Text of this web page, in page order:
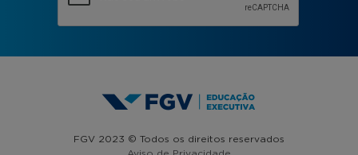
FGV 2023 © Todos os direitos reservados